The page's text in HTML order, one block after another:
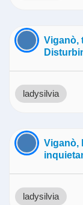
Viganò,
ladysilvia
Viganò,
ladysilvia